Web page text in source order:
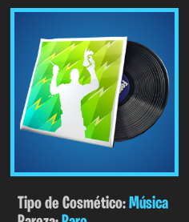
Tipo de Cosmético:Música